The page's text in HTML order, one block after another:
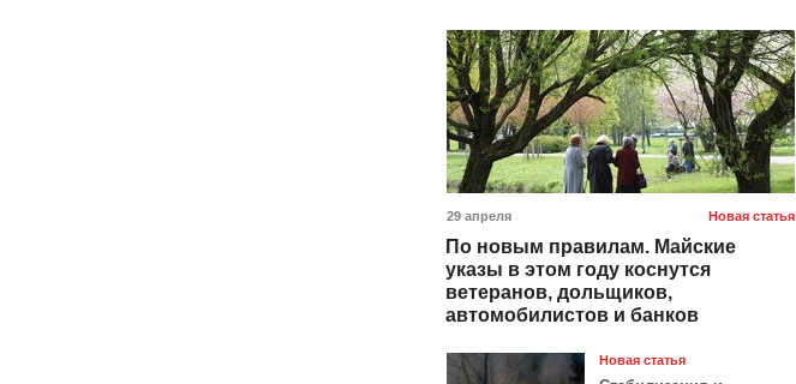
Новая статья
29 апреля
По новым правилам. Майские
указы в этом году коснутся
ветеранов, дольщиков,
автомобилистов и банков
Новая статья